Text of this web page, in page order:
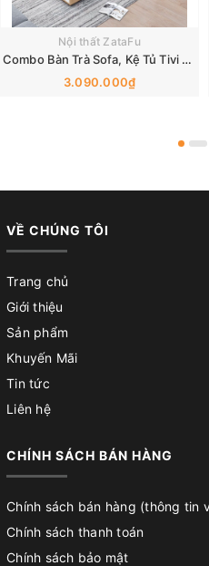
Nội thất ZataFu
Combo Bàn Trà Sofa, Kệ Tủ Tivi Phòng Khách Thiết Kế Hiện Đại Gỗ MDF BSF-42 ZataFu
3.090.000₫
VỀ CHÚNG TÔI
Trang chủ
Giới thiệu
Sản phẩm
Khuyến Mãi
Tin tức
Liên hệ
CHÍNH SÁCH BÁN HÀNG
Chính sách bán hàng (thông tin
Chính sách thanh toán
Chính sách bảo mật